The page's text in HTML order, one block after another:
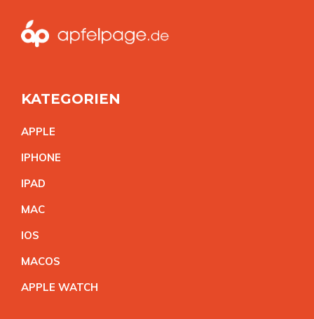
KATEGORIEN
APPLE
IPHONE
IPAD
MAC
IOS
MACOS
APPLE WATCH